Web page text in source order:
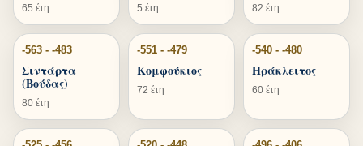
65 έτη 5 έτη 82 έτη
-563 - -483
Σιντάρτα
(Βούδας)
80 έτη
-551 - -479
Κομφούκιος
72 έτη
-540 - -480
Ηράκλειτος
60 έτη